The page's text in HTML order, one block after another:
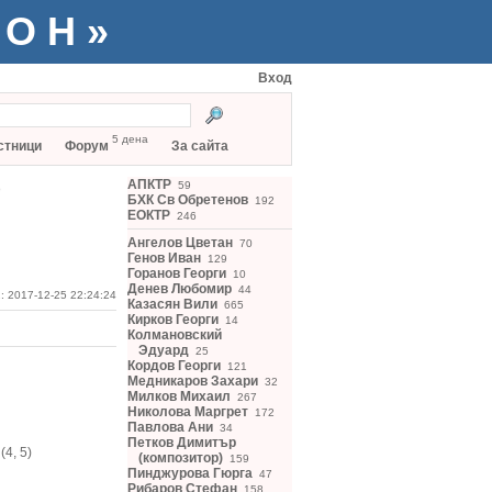
Вход
Форум 5 дена За сайта
12-25 22:24:24
5)
АПКТР 59
БХК Св Обретенов 192
ЕОКТР 246
Ангелов Цветан 70
Генов Иван 129
Горанов Георги 10
Денев Любомир 44
Казасян Вили 665
Кирков Георги 14
Колмановский
Эдуард 25
Кордов Георги 121
Медникаров Захари 32
Милков Михаил 267
Николова Маргрет 172
Павлова Ани 34
Петков Димитър
(композитор) 159
Пинджурова Гюрга 47
Рибаров Стефан 158